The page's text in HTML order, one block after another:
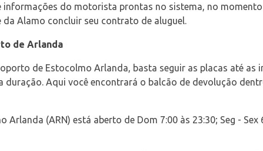
informações do motorista prontas no sistema, no
Alamo concluir seu contrato de aluguel.
de Arlanda
de Estocolmo Arlanda, basta seguir as placas até as
duração. Aqui você encontrará o balcão de devolução
(ARN) está aberto de Dom 7:00 às 23:30; Seg - Sex